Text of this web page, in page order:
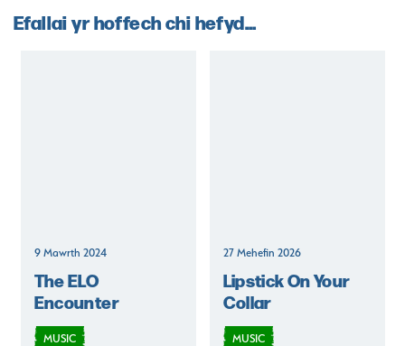
Efallai yr hoffech chi hefyd...
9 Mawrth 2024
The ELO
Encounter
MUSIC
27 Mehefin 2026
Lipstick On Your
Collar
MUSIC